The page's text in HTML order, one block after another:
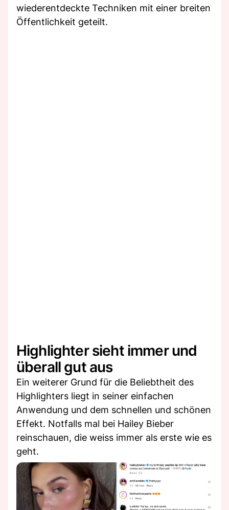
wiederentdeckte Techniken mit einer breiten
Öffentlichkeit geteilt.
Highlighter sieht immer und
überall gut aus
Ein weiterer Grund für die Beliebtheit des
Highlighters liegt in seiner einfachen
Anwendung und dem schnellen und schönen
Effekt. Notfalls mal bei Hailey Bieber
reinschauen, die weiss immer als erste wie es
geht.